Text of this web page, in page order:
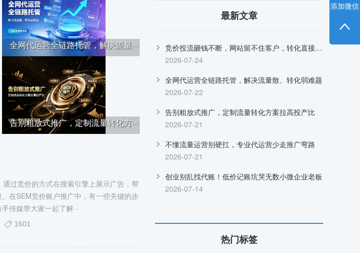
全网代运营全链路托管，解决流量···
告别粗放式推广，定制流量转化方···
过竞价的方式在搜索引擎上展示广告，帮
在SEM竞价账户推广中，有一些关键的步
传媒带大家一起了解···
1601
最新文章
竞价投流砸钱不断，网站留不住客户，转化直接归零
2026-07-24
全网代运营全链路托管，解决流量散、转化弱难题
2026-07-22
告别粗放式推广，定制流量转化方案拉高投产比
2026-07-21
不懂流量运营别硬扛，专业代运营少走推广弯路
2026-07-21
创业别乱找代账！低价记账坑哭无数小微企业老板
2026-07-14
热门标签
添加微信